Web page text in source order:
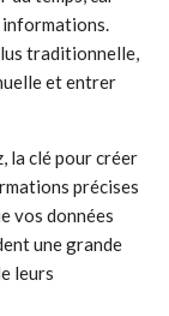
informations.
traditionnelle,
et entrer
la clé pour créer
précises
vos données
une grande
leurs